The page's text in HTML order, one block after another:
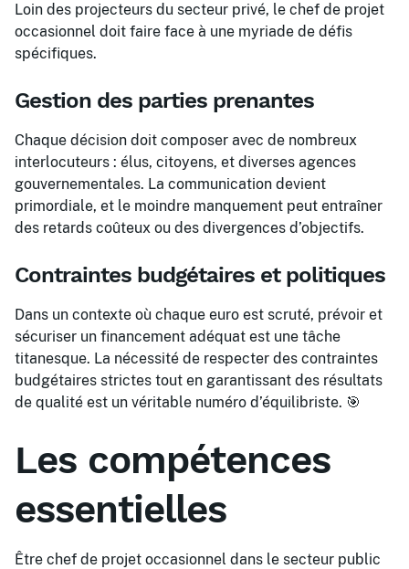
Loin des projecteurs du secteur privé, le chef de projet
occasionnel doit faire face à une myriade de défis
spécifiques.
Gestion des parties prenantes
Chaque décision doit composer avec de nombreux
interlocuteurs : élus, citoyens, et diverses agences
gouvernementales. La communication devient
primordiale, et le moindre manquement peut entraîner
des retards coûteux ou des divergences d’objectifs.
Contraintes budgétaires et politiques
Dans un contexte où chaque euro est scruté, prévoir et
sécuriser un financement adéquat est une tâche
titanesque. La nécessité de respecter des contraintes
budgétaires strictes tout en garantissant des résultats
de qualité est un véritable numéro d’équilibriste. 🎯
Les compétences
essentielles
Être chef de projet occasionnel dans le secteur public